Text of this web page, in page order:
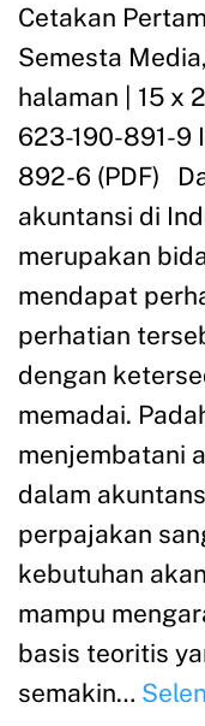
Cetakan
Semesta
halaman | 15 x
623-190-891-9
892-6 (PDF)
akuntansi di
merupakan
mendapat
perhatian
dengan
memadai.
menjembatani
dalam
perpajakan
kebutuhan
mampu
basis teoritis
semakin…